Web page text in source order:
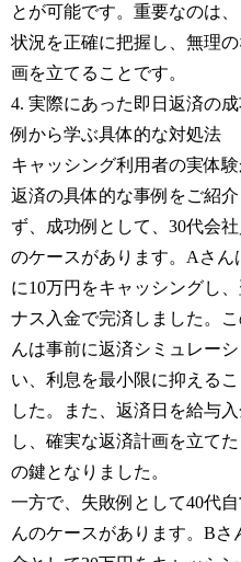
とが可能です。重要なのは
状況を正確に把握し、無理
画を立てることです。
4. 実際にあった即日返済の
例から学ぶ具体的な対処法
キャッシング利用者の実体験
返済の具体的な事例をご紹介
ず、成功例として、30代会
のケースがあります。Aさん
に10万円をキャッシングし
ナス入金で完済しました。
んは事前に返済シミュレー
い、利息を最小限に抑えるこ
した。また、返済日を給与
し、確実な返済計画を立て
の鍵となりました。
一方で、失敗例として40代
んのケースがあります。Bさ